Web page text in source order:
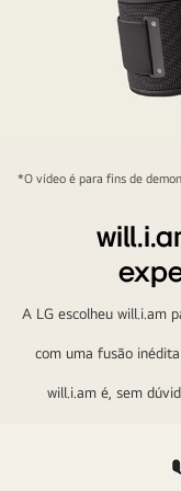
xboom
rosto.
*O vídeo é para fins de
A LG escolheu will.i.am
com uma fusão
will.i.am é, sem